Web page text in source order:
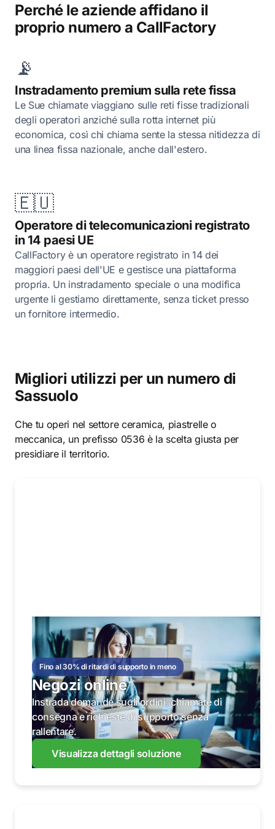
Perché le aziende affidano il
proprio numero a CallFactory
📡
Instradamento premium sulla rete fissa
Le Sue chiamate viaggiano sulle reti fisse tradizionali
degli operatori anziché sulla rotta internet più
economica, così chi chiama sente la stessa nitidezza di
una linea fissa nazionale, anche dall'estero.
🇪🇺
Operatore di telecomunicazioni registrato
in 14 paesi UE
CallFactory è un operatore registrato in 14 dei
maggiori paesi dell'UE e gestisce una piattaforma
propria. Un instradamento speciale o una modifica
urgente li gestiamo direttamente, senza ticket presso
un fornitore intermedio.
Migliori utilizzi per un numero di
Sassuolo
Che tu operi nel settore ceramica, piastrelle o
meccanica, un prefisso 0536 è la scelta giusta per
presidiare il territorio.
Fino al 30% di ritardi di supporto in meno
Negozi online
Instrada domande sugli ordini, chiamate di
consegna e richieste di supporto senza
rallentare.
Visualizza dettagli soluzione